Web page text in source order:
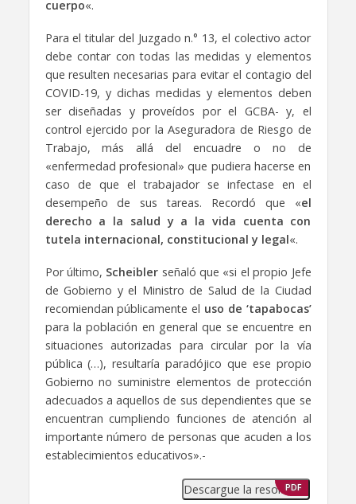
cuerpo«.
Para el titular del Juzgado n.° 13, el colectivo actor
debe contar con todas las medidas y elementos
que resulten necesarias para evitar el contagio del
COVID-19, y dichas medidas y elementos deben
ser diseñadas y proveídos por el GCBA- y, el
control ejercido por la Aseguradora de Riesgo de
Trabajo, más allá del encuadre o no de
«enfermedad profesional» que pudiera hacerse en
caso de que el trabajador se infectase en el
desempeño de sus tareas. Recordó que «el
derecho a la salud y a la vida cuenta con
tutela internacional, constitucional y legal«.
Por último, Scheibler señaló que «si el propio Jefe
de Gobierno y el Ministro de Salud de la Ciudad
recomiendan públicamente el uso de ‘tapabocas’
para la población en general que se encuentre en
situaciones autorizadas para circular por la vía
pública (…), resultaría paradójico que ese propio
Gobierno no suministre elementos de protección
adecuados a aquellos de sus dependientes que se
encuentran cumpliendo funciones de atención al
importante número de personas que acuden a los
establecimientos educativos».-
Descargue la resolución
PDF